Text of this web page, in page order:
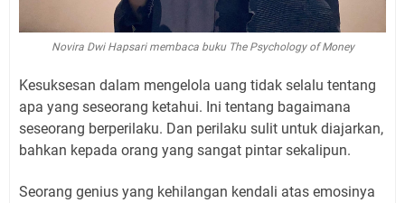
Novira Dwi Hapsari membaca buku The Psychology of Money
Kesuksesan dalam mengelola uang tidak selalu tentang
apa yang seseorang ketahui. Ini tentang bagaimana
seseorang berperilaku. Dan perilaku sulit untuk diajarkan,
bahkan kepada orang yang sangat pintar sekalipun.
Seorang genius yang kehilangan kendali atas emosinya